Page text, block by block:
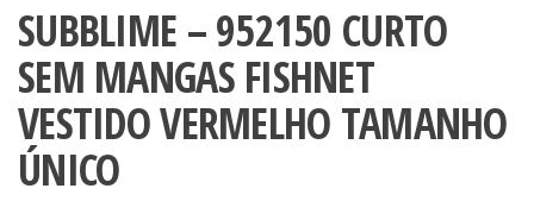
SUBBLIME – 952150 CURTO
SEM MANGAS FISHNET
VESTIDO VERMELHO TAMANHO
ÚNICO